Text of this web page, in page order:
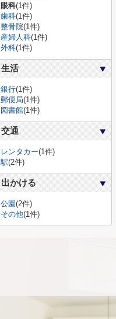
眼科(1件)
歯科(1件)
整骨院(1件)
産婦人科(1件)
外科(1件)
生活
銀行(1件)
郵便局(1件)
図書館(1件)
交通
レンタカー(1件)
駅(2件)
出かける
公園(2件)
その他(1件)